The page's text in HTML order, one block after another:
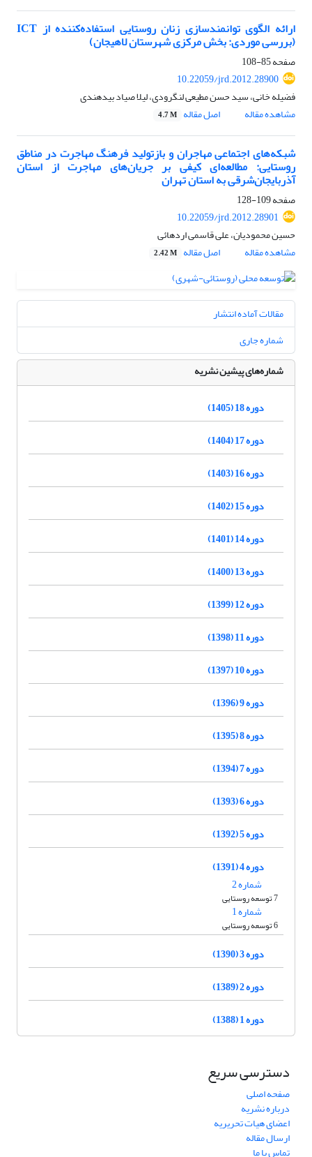
ارائه الگوی توانمندسازی زنان روستایی استفاده‌کننده از ICT
(بررسی موردی: بخش مرکزی شهرستان لاهیجان)
صفحه85-108
10.22059/jrd.2012.28900
فضیله خانی، سید حسن مطیعی لنگرودی، لیلا صیاد بیدهندی
مشاهده مقاله
اصل مقاله 4.7 M
شبکه‌های اجتماعی مهاجران و بازتولید فرهنگ مهاجرت در مناطق
روستایی: مطالعه‌ای کیفی بر جریان‌های مهاجرت از استان
آذربایجان‌شرقی به استان تهران
صفحه109-128
10.22059/jrd.2012.28901
حسین محمودیان، علی قاسمی اردهائی
مشاهده مقاله
اصل مقاله 2.42 M
مقالات آماده انتشار
شماره جاری
شماره‌های پیشین نشریه
دوره 18 (1405)
دوره 17 (1404)
دوره 16 (1403)
دوره 15 (1402)
دوره 14 (1401)
دوره 13 (1400)
دوره 12 (1399)
دوره 11 (1398)
دوره 10 (1397)
دوره 9 (1396)
دوره 8 (1395)
دوره 7 (1394)
دوره 6 (1393)
دوره 5 (1392)
دوره 4 (1391)
شماره 2
7 توسعه روستایی
شماره 1
6 توسعه روستایی
دوره 3 (1390)
دوره 2 (1389)
دوره 1 (1388)
دسترسی سریع
صفحه اصلی
درباره نشریه
اعضای هیات تحریریه
ارسال مقاله
تماس با ما